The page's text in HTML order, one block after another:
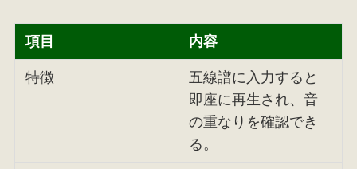
項目 内容
特徴
五線譜に入力すると
即座に再生され、音
の重なりを確認でき
る。